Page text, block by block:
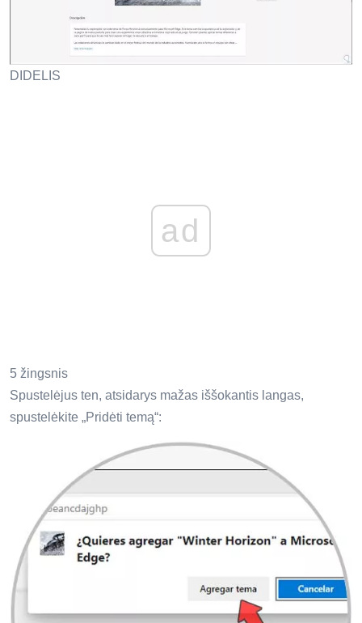
DIDELIS
ad
5 žingsnis
Spustelėjus ten, atsidarys mažas iššokantis langas,
spustelėkite „Pridėti temą“: